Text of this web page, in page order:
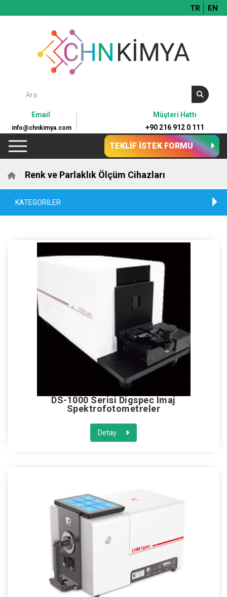
TR EN
Müşteri Hattı
+90 216 912 0 111
Email
info@chnkimya.com
TEKLİF İSTEK FORMU
Renk ve Parlaklık Ölçüm Cihazları
KATEGORİLER
DS-1000 Serisi Digspec Imaj
Spektrofotometreler
Detay